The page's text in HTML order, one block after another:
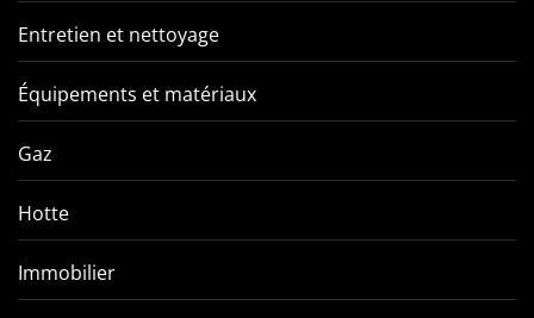
Entretien et nettoyage
Équipements et matériaux
Gaz
Hotte
Immobilier